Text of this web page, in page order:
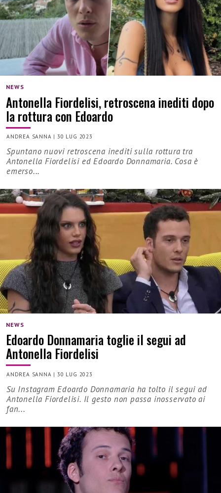
NEWS
Antonella Fiordelisi, retroscena inediti dopo
la rottura con Edoardo
ANDREA SANNA |30 LUG 2023
Spuntano nuovi retroscena inediti sulla rottura tra
Antonella Fiordelisi ed Edoardo Donnamaria. Cosa è
emerso...
NEWS
Edoardo Donnamaria toglie il segui ad
Antonella Fiordelisi
ANDREA SANNA |30 LUG 2023
Su Instagram Edoardo Donnamaria ha tolto il segui ad
Antonella Fiordelisi. Il gesto non passa inosservato ai
fan...